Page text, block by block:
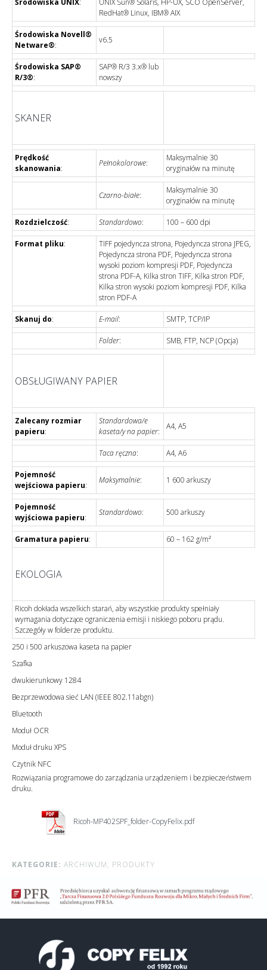
Środowiska UNIX:
UNIX Sun® Solaris, HP-UX, SCO OpenServer,
RedHat® Linux, IBM® AIX
Środowiska Novell®
Netware®:
v6.5
Środowiska SAP®
R/3®:
SAP® R/3 3.x® lub
nowszy
SKANER
Prędkość
skanowania:
Pełnokolorowe:
Maksymalnie 30
oryginałów na minutę
Czarno-białe:
Maksymalnie 30
oryginałów na minutę
Rozdzielczość: Standardowo: 100 – 600 dpi
Format pliku:
TIFF pojedyncza strona, Pojedyncza strona JPEG,
Pojedyncza strona PDF, Pojedyncza strona
wysoki poziom kompresji PDF, Pojedyncza
strona PDF-A, Kilka stron TIFF, Kilka stron PDF,
Kilka stron wysoki poziom kompresji PDF, Kilka
stron PDF-A
Skanuj do: E-mail: SMTP, TCP/IP
Folder: SMB, FTP, NCP (Opcja)
OBSŁUGIWANY PAPIER
Zalecany rozmiar
papieru:
Standardowa/e
kaseta/y na papier:
A4, A5
Taca ręczna: A4, A6
Pojemność
wejściowa papieru:
Maksymalnie: 1 600 arkuszy
Pojemność
wyjściowa papieru:
Standardowo: 500 arkuszy
Gramatura papieru: 60 – 162 g/m²
EKOLOGIA
Ricoh dokłada wszelkich starań, aby wszystkie produkty spełniały
wymagania dotyczące ograniczenia emisji i niskiego poboru prądu.
Szczegóły w folderze produktu.
250 i 500 arkuszowa kaseta na papier
Szafka
dwukierunkowy 1284
Bezprzewodowa sieć LAN (IEEE 802.11abgn)
Bluetooth
Moduł OCR
Moduł druku XPS
Czytnik NFC
Rozwiązania programowe do zarządzania urządzeniem i bezpieczeństwem
druku.
Ricoh-MP402SPF_folder-CopyFelix.pdf
KATEGORIE: ARCHIWUM, PRODUKTY